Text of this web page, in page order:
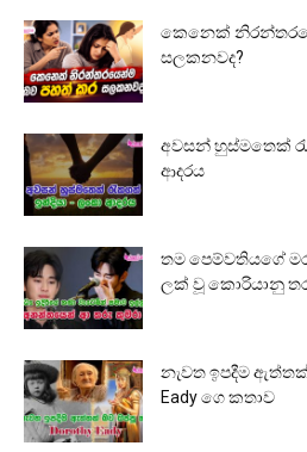
කෙනෙක්
සලකනවද?
අවසන් හුස්මතෙක්
ආදරය
තම පෙම්වතියගේ
ලක් වූ කොරියානු
නැවත ඉපදීම
Eady ගෙ කතාව